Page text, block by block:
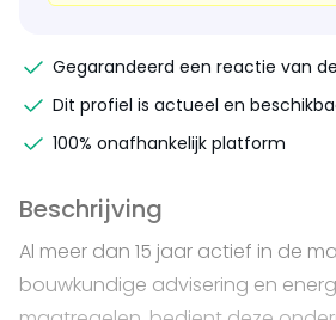
Gegarandeerd een reactie van
Dit profiel is actueel en
100% onafhankelijk platform
Beschrijving
Al meer dan 15 jaar actief in de
bouwkundige advisering en